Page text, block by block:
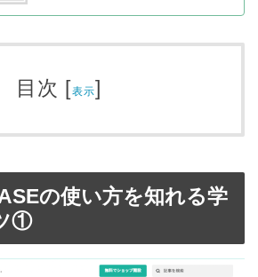
目次 [表示]
の使い方を知れる学
①